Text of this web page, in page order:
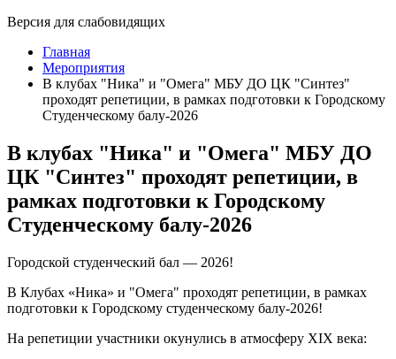
Версия для слабовидящих
Главная
Мероприятия
В клубах "Ника" и "Омега" МБУ ДО ЦК "Синтез"
проходят репетиции, в рамках подготовки к Городскому
Студенческому балу-2026
В клубах "Ника" и "Омега" МБУ ДО
ЦК "Синтез" проходят репетиции, в
рамках подготовки к Городскому
Студенческому балу-2026
Городской студенческий бал — 2026!
В Клубах «Ника» и "Омега" проходят репетиции, в рамках
подготовки к Городскому студенческому балу‑2026!
На репетиции участники окунулись в атмосферу XIX века: